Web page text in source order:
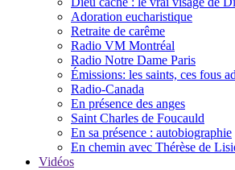
Adoration eucharistique
Retraite de carême
Radio VM Montréal
Radio Notre Dame Paris
Émissions: les saints, ces fous
Radio-Canada
En présence des anges
Saint Charles de Foucauld
En sa présence : autobiographie
En chemin avec Thérèse de
Vidéos